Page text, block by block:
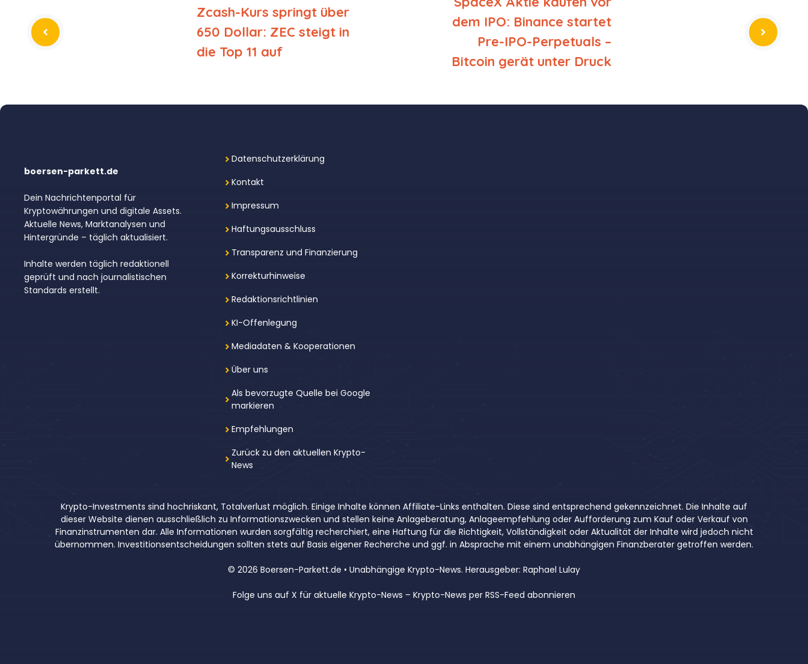
Zcash-Kurs springt über
650 Dollar: ZEC steigt in
die Top 11 auf
dem IPO: Binance startet
Pre-IPO-Perpetuals –
Bitcoin gerät unter Druck
boersen-parkett.de
Dein Nachrichtenportal für
Kryptowährungen und digitale Assets.
Aktuelle News, Marktanalysen und
Hintergründe – täglich aktualisiert.
Inhalte werden täglich redaktionell
geprüft und nach journalistischen
Standards erstellt.
Datenschutzerklärung
Kontakt
Impressum
Haftungsausschluss
Transparenz und Finanzierung
Korrekturhinweise
Redaktionsrichtlinien
KI-Offenlegung
Mediadaten & Kooperationen
Über uns
Als bevorzugte Quelle bei Google
markieren
Empfehlungen
Zurück zu den aktuellen Krypto-
News
Krypto-Investments sind hochriskant, Totalverlust möglich. Einige Inhalte können Affiliate-Links enthalten. Diese sind entsprechend gekennzeichnet. Die Inhalte auf
dieser Website dienen ausschließlich zu Informationszwecken und stellen keine Anlageberatung, Anlageempfehlung oder Aufforderung zum Kauf oder Verkauf von
Finanzinstrumenten dar. Alle Informationen wurden sorgfältig recherchiert, eine Haftung für die Richtigkeit, Vollständigkeit oder Aktualität der Inhalte wird jedoch nicht
übernommen. Investitionsentscheidungen sollten stets auf Basis eigener Recherche und ggf. in Absprache mit einem unabhängigen Finanzberater getroffen werden.
© 2026 Boersen-Parkett.de • Unabhängige Krypto-News. Herausgeber: Raphael Lulay
Folge uns auf X für aktuelle Krypto-News – Krypto-News per RSS-Feed abonnieren